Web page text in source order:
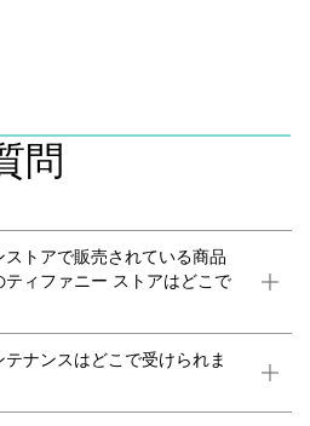
問
トアで販売されている商品
ィファニー ストアはどこで
ナンスはどこで受けられま